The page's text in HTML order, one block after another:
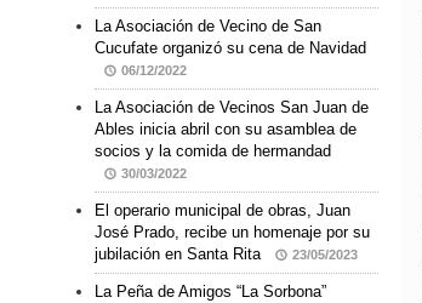
La Asociación de Vecino de San
Cucufate organizó su cena de Navidad
06/12/2022
La Asociación de Vecinos San Juan de
Ables inicia abril con su asamblea de
socios y la comida de hermandad
30/03/2022
El operario municipal de obras, Juan
José Prado, recibe un homenaje por su
jubilación en Santa Rita
23/05/2023
La Peña de Amigos “La Sorbona”